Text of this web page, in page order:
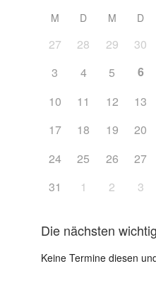
M D M D
27 28 29 30
3
4 5 6
10
11 12 13
17
18 19 20
24
25 26 27
31
1 2 3
Die nächsten
Keine Termine diesen